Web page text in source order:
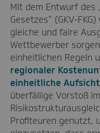
Mit dem Entwurf des
Gesetzes“ (GKV-
gleiche und faire
Wettbewerber
einheitlichen Regeln
regionaler
einheitliche Aufsicht
überfällige Vorstoß
Profiteuren genutzt,